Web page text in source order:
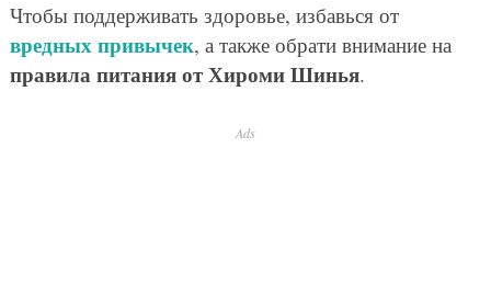
Чтобы поддерживать здоровье, избавься от
вредных привычек, а также обрати внимание на
правила питания от Хироми Шинья.
Ads